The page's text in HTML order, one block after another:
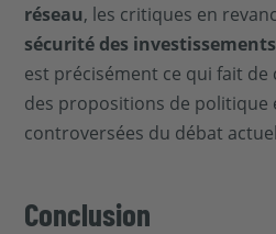
réseau, les critiques en
sécurité des investissements
est précisément ce qui fait
des propositions de politique
controversées du débat
Conclusion